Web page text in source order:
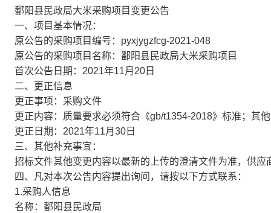
鄱阳县民政局大米采购项目变更公告
一、项目基本情况：
原公告的采购项目编号：pyxjygzfcg-2021-048
原公告的采购项目名称：鄱阳县民政局大米采购项目
首次公告日期：2021年11月20日
二、更正信息
更正事项：采购文件
更正内容：质量要求必须符合《gb/t1354-2018》标准；其
更正日期：2021年11月30日
三、其他补充事宜：
招标文件其他变更内容以最新的上传的澄清文件为准，供
四、凡对本次公告内容提出询问，请按以下方式联系：
1.采购人信息
名称：鄱阳县民政局